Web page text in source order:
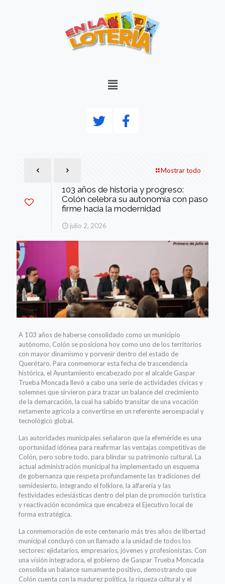
Mostrar todo
103 años de historia y progreso:
Colón celebra su autonomía con paso
firme hacia la modernidad
julio 2, 2026
A 103 años de haberse consolidado como un municipio
autónomo, Colón se posiciona hoy como uno de los territorios
con mayor dinamismo y porvenir dentro del estado de
Querétaro. Para conmemorar esta fecha de trascendencia
histórica, el Ayuntamiento encabezado por el alcalde Gaspar
Trueba Moncada llevó a cabo una serie de actividades cívicas y
solemnes que sirvieron para trazar un balance del crecimiento
de la demarcación, la cual ha sabido transitar de una vocación
netamente agrícola a convertirse en un referente aeroespacial y
tecnológico global.
Las autoridades municipales señalaron que la efeméride es una
oportunidad idónea para reafirmar las ventajas competitivas de
Colón, pero sobre todo, para blindar su patrimonio cultural. La
actual administración municipal ha implementado un esquema
de gobernanza que respeta profundamente las tradiciones del
semidesierto, integrando el folklore, la alfarería y las
festividades eclesiásticas dentro del plan de promoción turística
y reactivación económica que encabeza el Ejecutivo local de
forma estratégica.
La conmemoración de este centenario más tres años de libertad
municipal concluyó con un llamado a la unidad de todos los
sectores: ejidatarios, empresarios, jóvenes y profesionistas. Con
una visión integradora, el gobierno de Gaspar Trueba Moncada
consolida un balance sumamente positivo, demostrando que
Colón cuenta con la madurez política, la riqueza cultural y el